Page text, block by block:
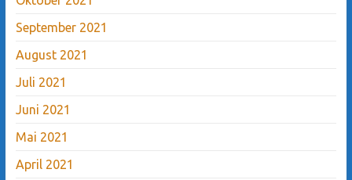
September 2021
August 2021
Juli 2021
Juni 2021
Mai 2021
April 2021